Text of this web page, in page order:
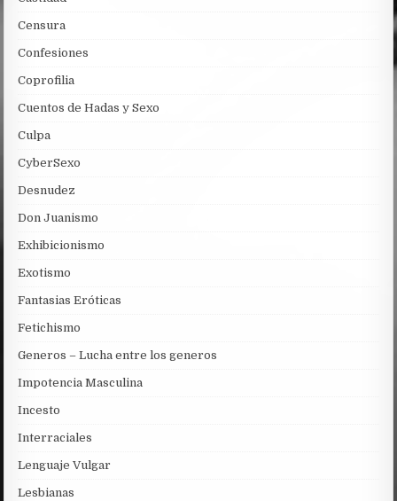
Censura
Confesiones
Coprofilia
Cuentos de Hadas y Sexo
Culpa
CyberSexo
Desnudez
Don Juanismo
Exhibicionismo
Exotismo
Fantasias Eróticas
Fetichismo
Generos – Lucha entre los generos
Impotencia Masculina
Incesto
Interraciales
Lenguaje Vulgar
Lesbianas